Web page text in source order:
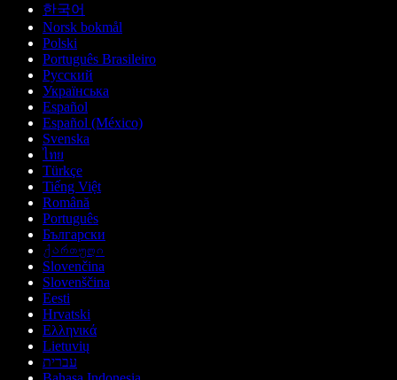
한국어
Norsk bokmål
Polski
Português Brasileiro
Русский
Українська
Español
Español (México)
Svenska
ไทย
Türkçe
Tiếng Việt
Română
Português
Български
ქართული
Slovenčina
Slovenščina
Eesti
Hrvatski
Ελληνικά
Lietuvių
עברית